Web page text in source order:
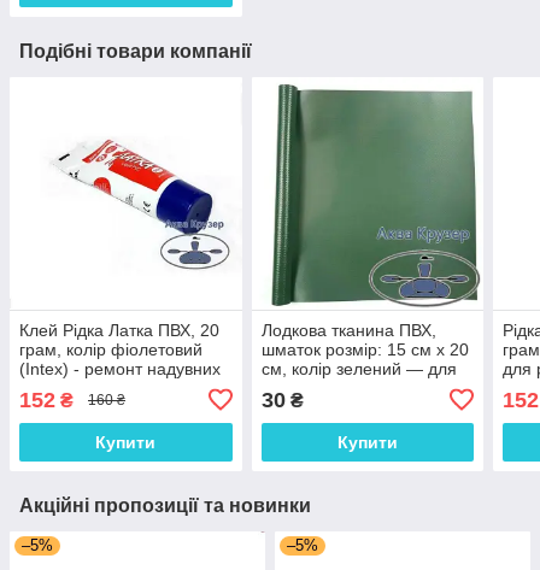
Подібні товари компанії
Клей Рідка Латка ПВХ, 20
грам, колір фіолетовий
(Intex) - ремонт надувних
152 ₴ 160 ₴
Купити
Лодкова тканина ПВХ,
шматок розмір: 15 см х 20
см, колір зелений — для
ремонту надувних човнів
ПВХ
30₴
Купити
для
152
Акційні пропозиції та новинки
–5% –5%